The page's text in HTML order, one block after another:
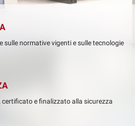
normative vigenti e sulle tecnologie
certificato e finalizzato alla sicurezza